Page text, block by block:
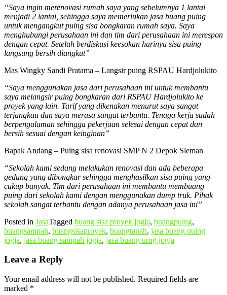
“Saya ingin merenovasi rumah saya yang sebelumnya 1 lantai
menjadi 2 lantai, sehingga saya memerlukan jasa buang puing
untuk mengangkut puing sisa bongkaran rumah saya. Saya
menghubungi perusahaan ini dan tim dari perusahaan ini merespon
dengan cepat. Setelah berdiskusi keesokan harinya sisa puing
langsung bersih diangkut”
Mas Wingky Sandi Pratama – Langsir puing RSPAU Hardjolukito
“Saya menggunakan jasa dari perusahaan ini untuk membantu
saya melangsir puing bongkaran dari RSPAU Hardjolukito ke
proyek yang lain. Tarif yang dikenakan menurut saya sangat
terjangkau dan saya merasa sangat terbantu. Tenaga kerja sudah
berpengalaman sehingga pekerjaan selesai dengan cepat dan
bersih sesuai dengan keinginan”
Bapak Andang – Puing sisa renovasi SMP N 2 Depok Sleman
“Sekolah kami sedang melakukan renovasi dan ada beberapa
gedung yang dibongkar sehingga menghasilkan sisa puing yang
cukup banyak. Tim dari perusahaan ini membantu membuang
puing dari sekolah kami dengan menggunakan dump truk. Pihak
sekolah sangat terbantu dengan adanya perusahaan jasa ini”
Posted in JasaTagged buang sisa proyek jogja, buangpuing,
buangsampah, buangsisaproyek, buangtanah, jasa buang puing
jogja, jasa buang sampah jogja, jasa buang urug jogja
Leave a Reply
Your email address will not be published. Required fields are
marked *